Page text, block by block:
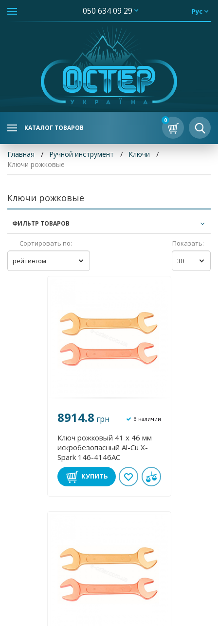
050 634 09 29 Рус
КАТАЛОГ ТОВАРОВ
0
Главная Ручной инструмент
Ключи
Ключи рожковые
ФИЛЬТР ТОВАРОВ
Ключи рожковые
Сортировать по:
рейтингом
Показать:
30
8914.8 грн В наличии
Ключ рожковый 41 х 46 мм
искробезопасный Al-Cu X-
Spark 146-4146AC
КУПИТЬ